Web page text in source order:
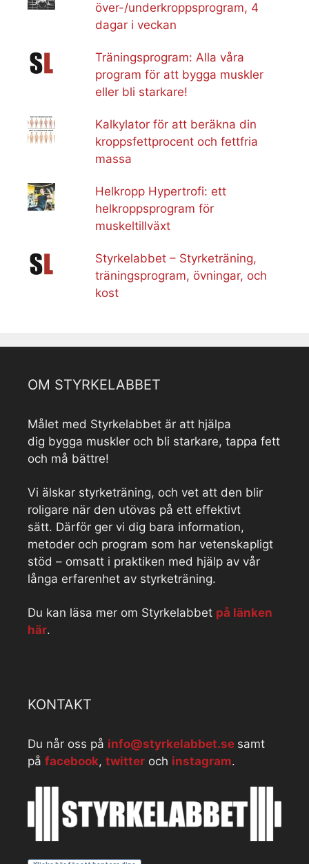
över-/underkroppsprogram, 4
dagar i veckan
Träningsprogram: Alla våra
program för att bygga muskler
eller bli starkare!
Kalkylator för att beräkna din
kroppsfettprocent och fettfria
massa
Helkropp Hypertrofi: ett
helkroppsprogram för
muskeltillväxt
Styrkelabbet – Styrketräning,
träningsprogram, övningar, och
kost
OM STYRKELABBET
Målet med Styrkelabbet är att hjälpa
dig bygga muskler och bli starkare, tappa fett
och må bättre!
Vi älskar styrketräning, och vet att den blir
roligare när den utövas på ett effektivt
sätt. Därför ger vi dig bara information,
metoder och program som har vetenskapligt
stöd – omsatt i praktiken med hjälp av vår
långa erfarenhet av styrketräning.
Du kan läsa mer om Styrkelabbet på länken
här.
KONTAKT
Du når oss på info@styrkelabbet.se samt
på facebook, twitter och instagram.